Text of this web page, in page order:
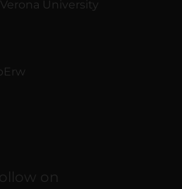
University
on